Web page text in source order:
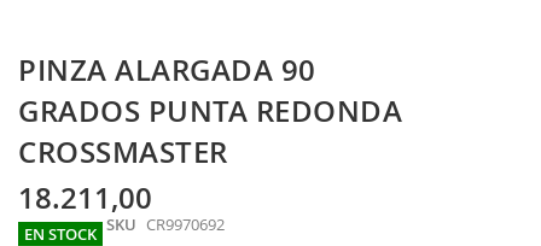
Skip
to
the
beginning
of
the
images
gallery
PINZA ALARGADA 90
GRADOS PUNTA REDONDA
CROSSMASTER
18.211,00
EN STOCK SKU CR9970692